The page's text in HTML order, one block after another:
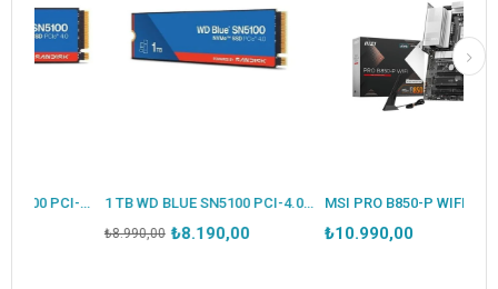
500 GB WD BLUE SN5100 PCI-4.0 6600 MB/S 5600 MB/S M2 SSD WDS500G5B0E 1 TB WD BLUE SN5100 PCI-4.0 7100MB/S 6700MB/S M2 SSD WDS100T5B0E
₺8.190,00
₺8.990,00 ₺10.990,00